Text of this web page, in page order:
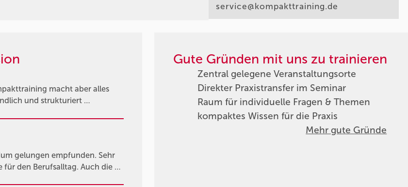
service@kompakttraining.de
macht aber alles
und strukturiert …
gelungen empfunden. Sehr
den Berufsalltag. Auch die …
Gute Gründen mit uns zu trainieren
Zentral gelegene Veranstaltungsorte
Direkter Praxistransfer im Seminar
Raum für individuelle Fragen & Themen
kompaktes Wissen für die Praxis
Mehr gute Gründe